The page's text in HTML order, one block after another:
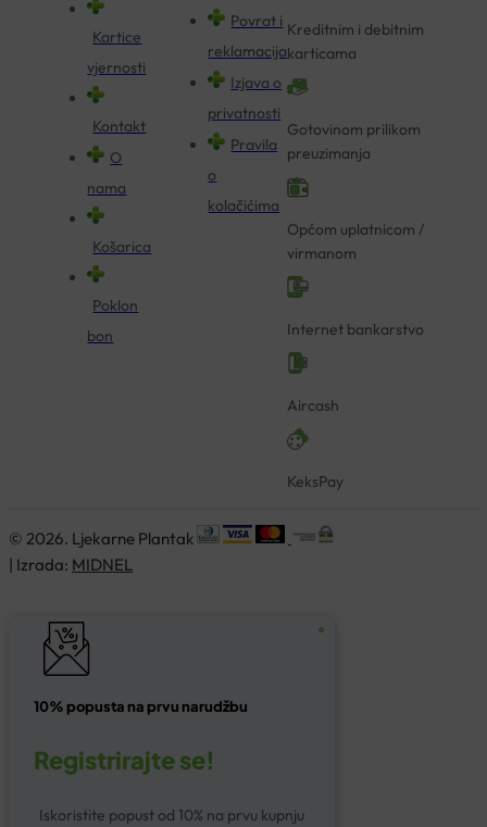
Kartice
vjernosti
Kontakt
O
nama
Košarica
Poklon
bon
Povrat i
reklamacija
Izjava o
privatnosti
Pravila
o
kolačićima
Kreditnim i debitnim
karticama
Gotovinom prilikom
preuzimanja
Općom uplatnicom /
virmanom
Internet bankarstvo
Aircash
KeksPay
© 2026. Ljekarne Plantak
| Izrada: MIDNEL
10% popusta na prvu narudžbu
Registrirajte se!
Iskoristite popust od 10% na prvu kupnju